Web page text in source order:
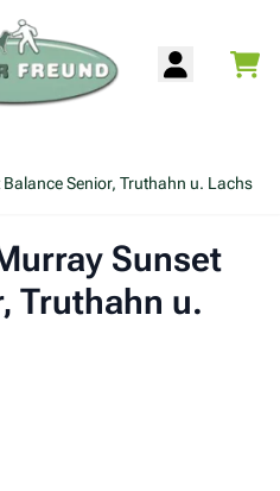
Senior, Truthahn u. Lachs
Sunset
Truthahn u.